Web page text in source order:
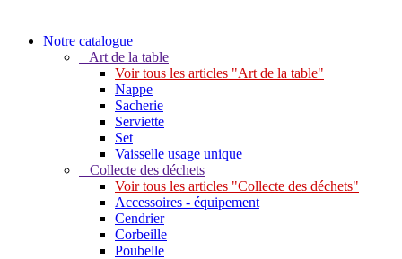
Notre catalogue
Art de la table
Voir tous les articles "Art de la table"
Nappe
Sacherie
Serviette
Set
Vaisselle usage unique
Collecte des déchets
Voir tous les articles "Collecte des déchets"
Accessoires - équipement
Cendrier
Corbeille
Poubelle